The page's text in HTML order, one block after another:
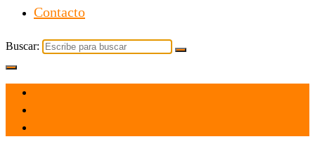
Contacto
Buscar: